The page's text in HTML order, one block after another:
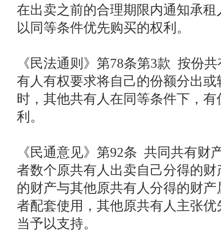
在出卖之前的合理期限内通知承
以同等条件优先购买的权利。
《民法通则》第78条第3款 按份
有人有权要求将自己的份额分出
时，其他共有人在同等条件下，有
利。
《民通意见》第92条 共同共有财
者数个原共有人出卖自己分得的
的财产与其他原共有人分得的财
者配套使用，其他原共有人主张
当予以支持。